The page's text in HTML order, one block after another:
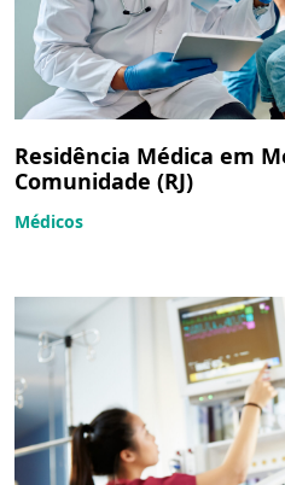
Residência Médica em
Comunidade (RJ)
Médicos